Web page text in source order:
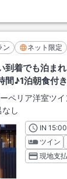
ン ネット限定
到着でも泊ま
間♪1泊朝食付
ペリア洋室ツ
し
INチェ
15:00
ツイン
現地支